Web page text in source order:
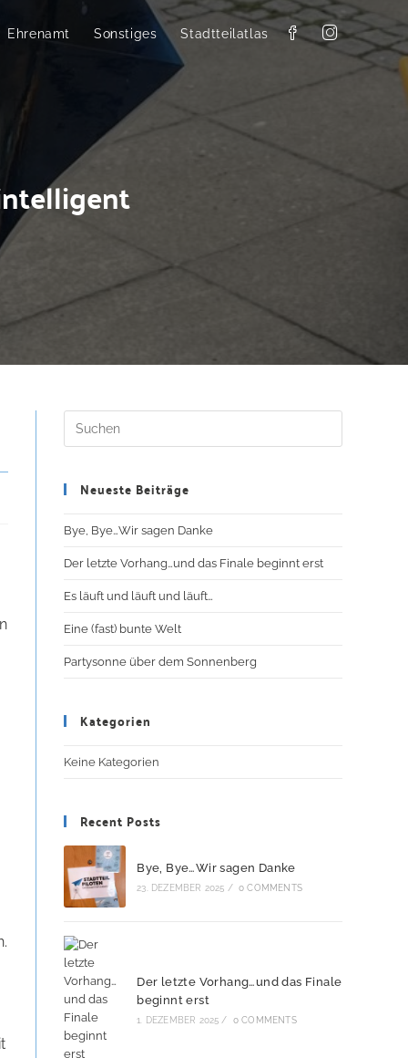
Ehrenamt Sonstiges Stadtteilatlas
Neueste Beiträge
Bye, Bye…Wir sagen Danke
Der letzte Vorhang…und das Finale beginnt erst
Es läuft und läuft und läuft…
Eine (fast) bunte Welt
Partysonne über dem Sonnenberg
Kategorien
Keine Kategorien
Recent Posts
Bye, Bye…Wir sagen Danke
23. DEZEMBER 2025 / 0 COMMENTS
Der letzte Vorhang…und das Finale
beginnt erst
1. DEZEMBER 2025 / 0 COMMENTS